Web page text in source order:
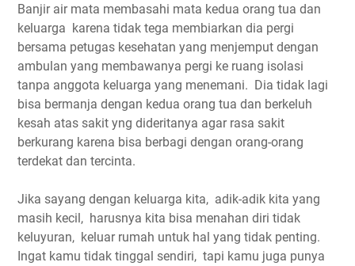
Banjir air mata membasahi mata kedua orang tua dan
keluarga karena tidak tega membiarkan dia pergi
bersama petugas kesehatan yang menjemput dengan
ambulan yang membawanya pergi ke ruang isolasi
tanpa anggota keluarga yang menemani. Dia tidak lagi
bisa bermanja dengan kedua orang tua dan berkeluh
kesah atas sakit yng dideritanya agar rasa sakit
berkurang karena bisa berbagi dengan orang-orang
terdekat dan tercinta.
Jika sayang dengan keluarga kita, adik-adik kita yang
masih kecil, harusnya kita bisa menahan diri tidak
keluyuran, keluar rumah untuk hal yang tidak penting.
Ingat kamu tidak tinggal sendiri, tapi kamu juga punya